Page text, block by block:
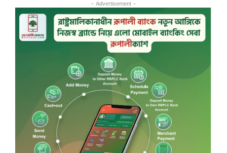
- Advertisement -